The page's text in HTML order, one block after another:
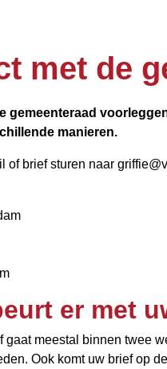
met de
gemeenteraad
manieren.
of brief sturen naar
er met
gaat meestal binnen twee
Ook komt uw brief op